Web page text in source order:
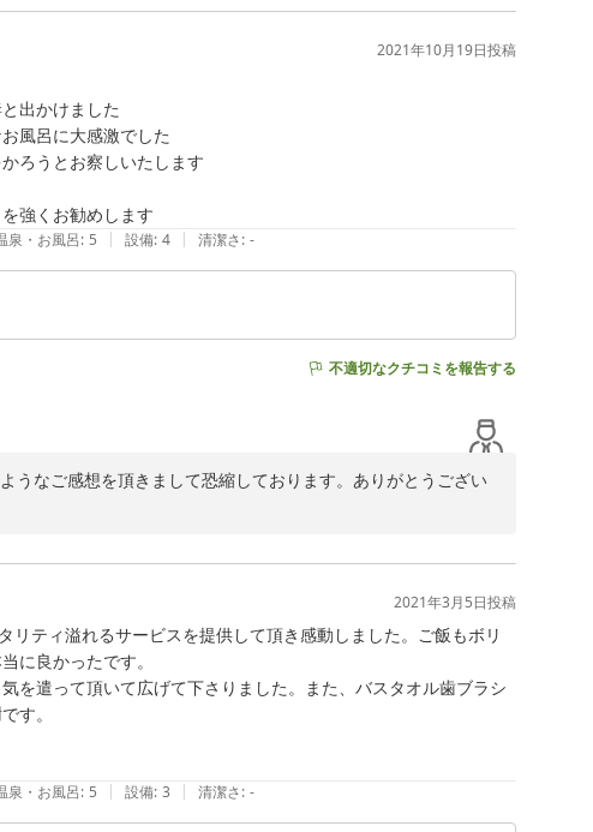
2021年10月19日投稿
出かけました
風呂に大感激でした
ろうとお察しいたします
泉・お風呂: 5 | 設備: 4 | 清潔さ: -
不適切なクチコミを報告する
うなご感想を頂きまして恐縮しております。ありがとうござい
お待ち申し上げてります。
2021年3月5日投稿
ティ溢れるサービスを提供して頂き感動しました。ご飯もボリ
に良かったです。
を遣って頂いて広げて下さりました。また、バスタオル歯ブラシ
す。
泉・お風呂: 5 | 設備: 3 | 清潔さ: -